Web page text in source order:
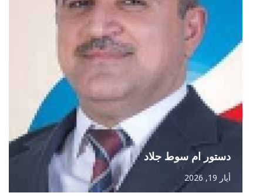
دستور ام سوط جلاد
أيار 19, 2026